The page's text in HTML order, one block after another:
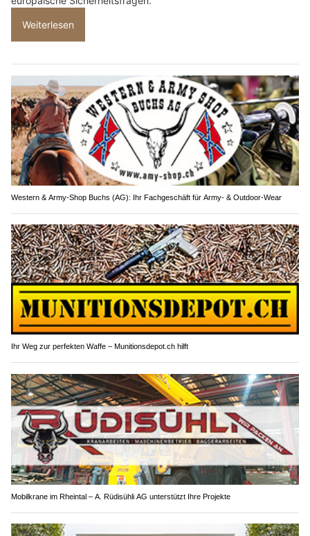
Weiterlesen
Western & Army-Shop Buchs (AG): Ihr Fachgeschäft für Army- & Outdoor-Wear
Ihr Weg zur perfekten Waffe – Munitionsdepot.ch hilft
Mobilkrane im Rheintal – A. Rüdisühli AG unterstützt Ihre Projekte